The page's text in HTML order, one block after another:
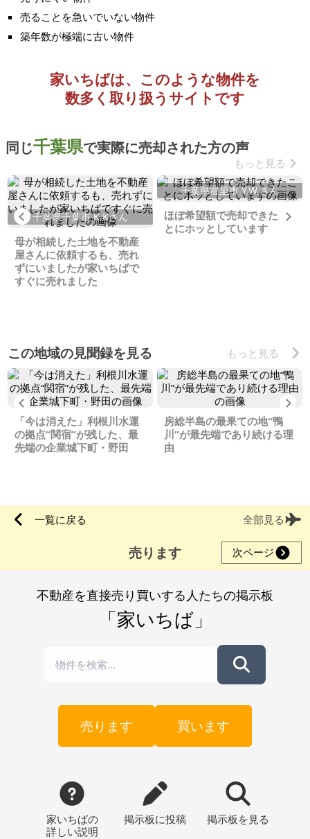
売ることを急いでいない物件
築年数が極端に古い物件
家いちばは、このような物件を
数多く取り扱うサイトです
同じ千葉県で実際に売却された方の声
もっと見る
Previous
千葉県千葉市 K.Kさん
母が相続した土地を不動産
屋さんに依頼するも、売れ
ずにいましたが家いちばで
すぐに売れました
千葉県富里市 Y.W.さん
ほぼ希望額で売却できたこ
とにホッとしています
この地域の見聞録を見る もっと見る
Previous
「今は消えた」利根川水運
の拠点“関宿”が残した、最
先端の企業城下町・野田
房総半島の最果ての地“鴨
川”が最先端であり続ける理
由
一覧に戻る 全部見る
売ります 次ページ
不動産を直接売り買いする人たちの掲示板
「家いちば」
売ります 買います
家いちばの
詳しい説明
掲示板に投稿 掲示板 を見る